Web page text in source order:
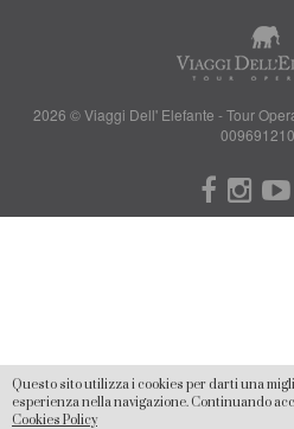
Questo sito utilizza i cookies per darti una
esperienza nella navigazione. Continuando
Cookies Policy
2026 © Viaggi Dell' Elefante - Tour